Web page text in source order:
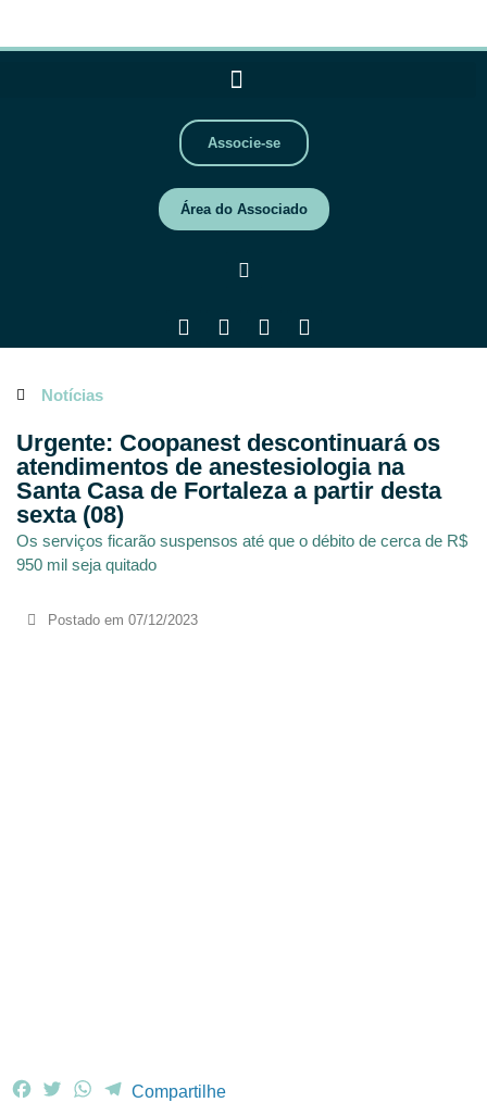
Associe-se
Área do Associado
Notícias
Urgente: Coopanest descontinuará os
atendimentos de anestesiologia na
Santa Casa de Fortaleza a partir desta
sexta (08)
Os serviços ficarão suspensos até que o débito de cerca de R$
950 mil seja quitado
Postado em 07/12/2023
F
T
W
TCompartilhe